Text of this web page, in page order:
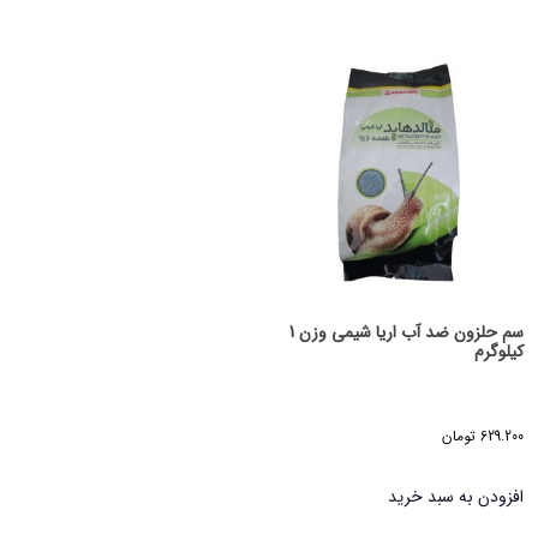
سم حلزون ضد آب اریا شیمی وزن 1
کیلوگرم
629.200 تومان
افزودن به سبد خرید